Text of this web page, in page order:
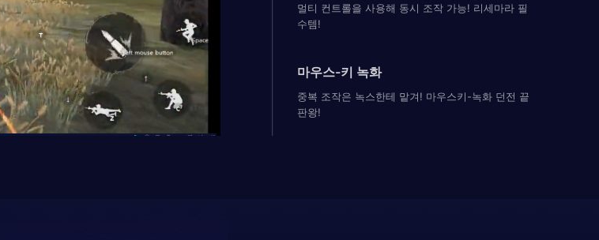
멀티 컨트롤을 사용해 동시 조작 가능! 리세마라 필
수템!
마우스-키 녹화
중복 조작은 녹스한테 맡겨! 마우스키-녹화 던전 끝
판왕!